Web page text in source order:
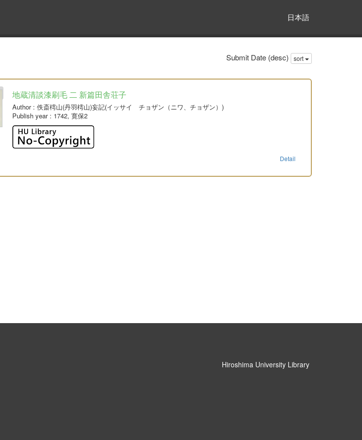
日本語
Submit Date (desc) sort
地蔵清談漆刷毛 二 新篇田舎荘子
Author: 佚斎樗山(丹羽樗山)妄記(イッサイ チョザン（ニワ、チョザン）)
Publish year: 1742, 寛保2
Detail
Hiroshima University Library